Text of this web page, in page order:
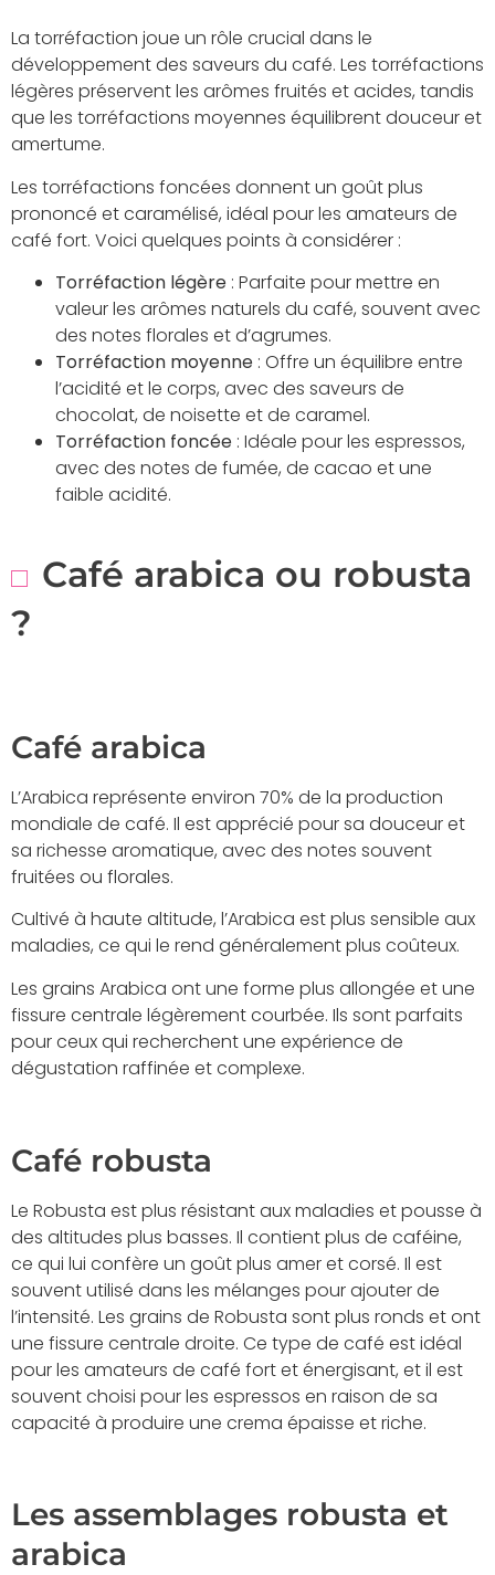
La torréfaction joue un rôle crucial dans le
développement des saveurs du café. Les torréfactions
légères préservent les arômes fruités et acides, tandis
que les torréfactions moyennes équilibrent douceur et
amertume.
Les torréfactions foncées donnent un goût plus
prononcé et caramélisé, idéal pour les amateurs de
café fort. Voici quelques points à considérer :
Torréfaction légère : Parfaite pour mettre en
valeur les arômes naturels du café, souvent avec
des notes florales et d’agrumes.
Torréfaction moyenne : Offre un équilibre entre
l’acidité et le corps, avec des saveurs de
chocolat, de noisette et de caramel.
Torréfaction foncée : Idéale pour les espressos,
avec des notes de fumée, de cacao et une
faible acidité.
Café arabica ou robusta
?
Café arabica
L’Arabica représente environ 70% de la production
mondiale de café. Il est apprécié pour sa douceur et
sa richesse aromatique, avec des notes souvent
fruitées ou florales.
Cultivé à haute altitude, l’Arabica est plus sensible aux
maladies, ce qui le rend généralement plus coûteux.
Les grains Arabica ont une forme plus allongée et une
fissure centrale légèrement courbée. Ils sont parfaits
pour ceux qui recherchent une expérience de
dégustation raffinée et complexe.
Café robusta
Le Robusta est plus résistant aux maladies et pousse à
des altitudes plus basses. Il contient plus de caféine,
ce qui lui confère un goût plus amer et corsé. Il est
souvent utilisé dans les mélanges pour ajouter de
l’intensité. Les grains de Robusta sont plus ronds et ont
une fissure centrale droite. Ce type de café est idéal
pour les amateurs de café fort et énergisant, et il est
souvent choisi pour les espressos en raison de sa
capacité à produire une crema épaisse et riche.
Les assemblages robusta et
arabica